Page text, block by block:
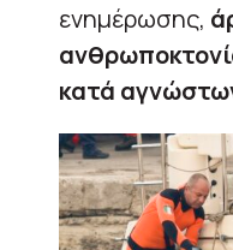
ενημέρωσης,
κατά